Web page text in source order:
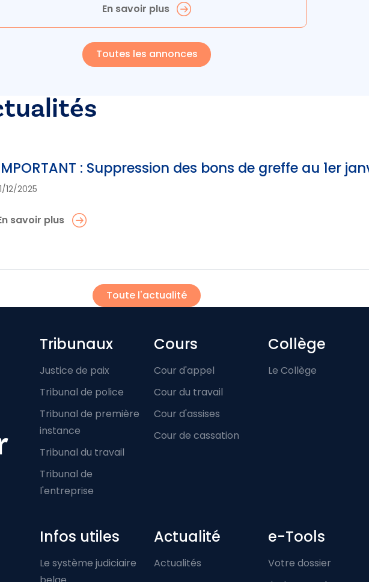
En savoir plus
Toutes les annonces
: Suppression des bons de greffe au 1er
12/2025
savoir plus
Toute l'actualité
Footer-menu
Tribunaux
Justice de paix
Tribunal de police
Tribunal de première
instance
Tribunal du travail
Tribunal de
l'entreprise
Cours
Cour d'appel
Cour du travail
Cour d'assises
Cour de cassation
Collège
Le Collège
Infos utiles
Le système judiciaire
Actualité
Actualités
e-Tools
Votre dossier